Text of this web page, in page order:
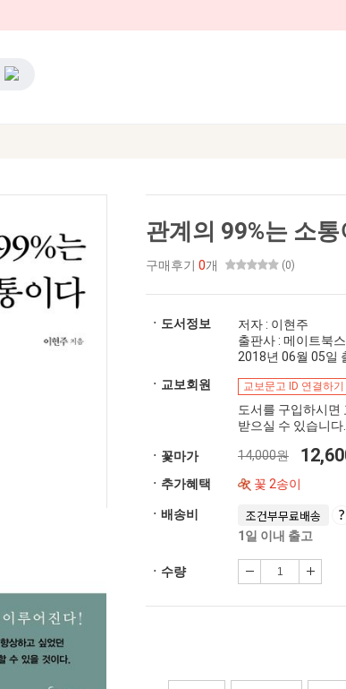
관계의 99%는 소
구매후기 0개 (0)
ㆍ도서정보
저자 : 이현주
출판사 : 메이트북스
2018년 06월 05일
ㆍ교보회원
교보문고 ID 연결하기
도서를 구입하시면
받으실 수 있습니다.
ㆍ꽃마가 14,000원
ㆍ추가혜택 꽃 2송이
ㆍ배송비 조건부무료배송
1일 이내 출고
ㆍ수량